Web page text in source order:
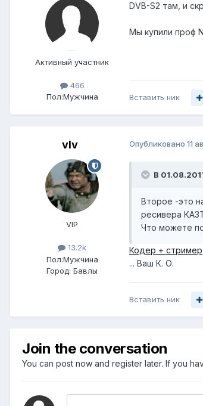
Активный участник
466
Пол:Мужчина
DVB-S2 там, и
Мы купили проф
Вставить ник
vIv
VIP
13.2k
Пол:Мужчина
Город: Бавлы
Опубликовано 11
В
Второе -это
ресивера
Что можете
Кодер + стример
... Ваш К. О.
Вставить ник
Join the conversation
You can post now and register later. If you